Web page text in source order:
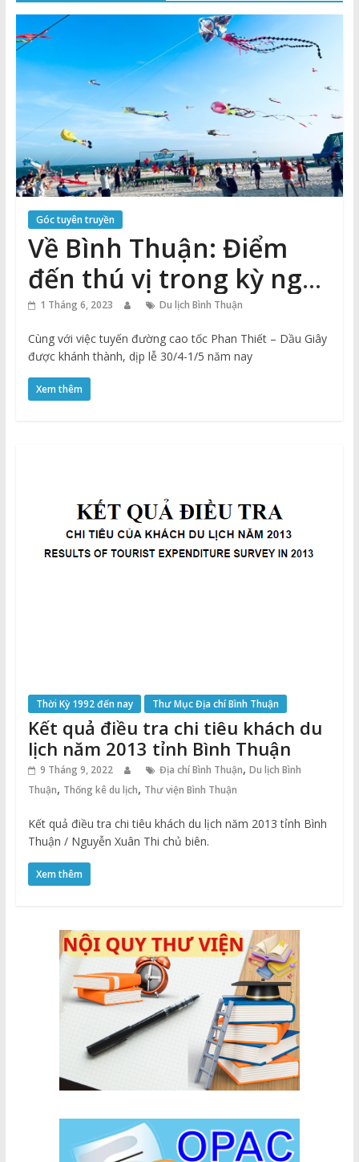
Thuận
Cổng
Vào
Tri
Thức
Góc tuyên truyền
Về Bình Thuận: Điểm
đến thú vị trong kỳ nghỉ
lễ1 Tháng 6, 2023 Du lịch Bình Thuận
Cùng với việc tuyến đường cao tốc Phan Thiết – Dầu Giây
được khánh thành, dịp lễ 30/4-1/5 năm nay
Xem thêm
Thời Kỳ 1992 đến nay Thư Mục Địa chí Bình Thuận
Kết quả điều tra chi tiêu khách du
lịch năm 2013 tỉnh Bình Thuận
9 Tháng 9, 2022 Địa chí Bình Thuận, Du lịch Bình
Thuận, Thống kê du lịch, Thư viện Bình Thuận
Kết quả điều tra chi tiêu khách du lịch năm 2013 tỉnh Bình
Thuận / Nguyễn Xuân Thi chủ biên.
Xem thêm